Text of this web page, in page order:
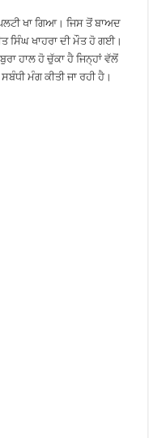
ਖਾ ਗਿਆ। ਜਿਸ ਤੋਂ ਬਾਅਦ
ਖਾਹਰਾ ਦੀ ਮੌਤ ਹੋ ਗਈ।
ਹਾਲ ਹੋ ਚੁੱਕਾ ਹੈ ਜਿਨ੍ਹਾਂ ਵੱਲੋਂ
ਮੰਗ ਕੀਤੀ ਜਾ ਰਹੀ ਹੈ।